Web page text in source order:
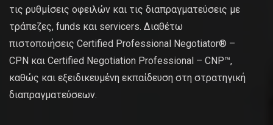
τις ρυθμίσεις οφειλών και τις διαπραγματεύσεις με
τράπεζες, funds και servicers. Διαθέτω
πιστοποιήσεις Certified Professional Negotiator® –
CPN και Certified Negotiation Professional – CNP™,
καθώς και εξειδικευμένη εκπαίδευση στη στρατηγική
διαπραγματεύσεων.